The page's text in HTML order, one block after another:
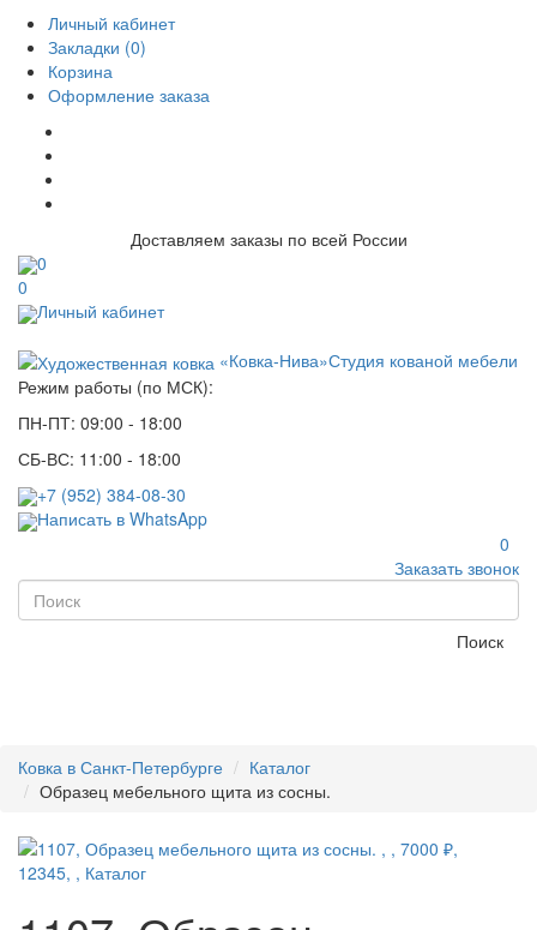
Личный кабинет
Закладки (0)
Корзина
Оформление заказа
Доставляем заказы по всей России
0
0
Личный кабинет
«Ковка-Нива»Студия кованой мебели
Режим работы (по МСК):
ПН-ПТ: 09:00 - 18:00
СБ-ВС: 11:00 - 18:00
+7 (952) 384-08-30
Написать в WhatsApp
0
Заказать звонок
Поиск
Ковка в Санкт-Петербурге
Каталог
Образец мебельного щита из сосны.